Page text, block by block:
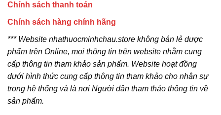
Chính sách thanh toán
Chính sách hàng chính hãng
*** Website nhathuocminhchau.store không bán lẻ dược
phẩm trên Online, mọi thông tin trên website nhằm cung
cấp thông tin tham khảo sản phẩm. Website hoạt đồng
dưới hình thức cung cấp thông tin tham khảo cho nhân sự
trong hệ thống và là nơi Người dân tham thảo thông tin về
sản phẩm.